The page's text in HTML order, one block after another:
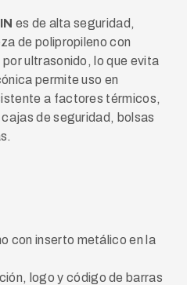
es de alta seguridad,
de polipropileno con
ultrasonido, lo que evita
permite uso en
a factores térmicos,
de seguridad, bolsas
con inserto metálico en la
logo y código de barras